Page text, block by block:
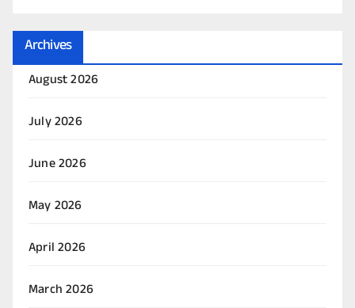
Archives
August 2026
July 2026
June 2026
May 2026
April 2026
March 2026